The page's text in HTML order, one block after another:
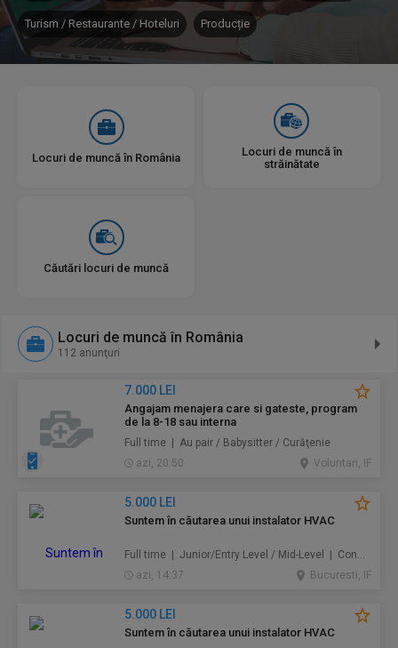
Turism / Restaurante / Hoteluri Producție
Locuri de muncă în România
Locuri de muncă în
străinătate
Căutări locuri de muncă
Locuri de muncă în România
112 anunţuri
7.000 LEI
Angajam menajera care si gateste, program
de la 8-18 sau interna
Full time | Au pair / Babysitter / Curăţenie
azi, 20:50
Voluntari, IF
5.000 LEI
Suntem în căutarea unui instalator HVAC
Full time | Junior/Entry Level / Mid-Level | Construcţii / Amenajări
azi, 14:37
Bucuresti, IF
5.000 LEI
Suntem în căutarea unui instalator HVAC